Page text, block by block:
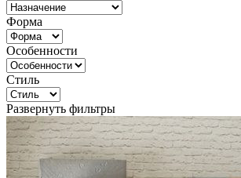
Форма
Особенности
Стиль
Развернуть фильтры